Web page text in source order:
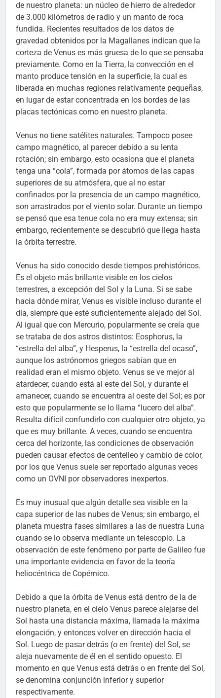
de nuestro planeta: un núcleo de hierro de alrededor
de 3.000 kilómetros de radio y un manto de roca
fundida. Recientes resultados de los datos de
gravedad obtenidos por la Magallanes indican que la
corteza de Venus es más gruesa de lo que se pensaba
previamente. Como en la Tierra, la convección en el
manto produce tensión en la superficie, la cual es
liberada en muchas regiones relativamente pequeñas,
en lugar de estar concentrada en los bordes de las
placas tectónicas como en nuestro planeta.
Venus no tiene satélites naturales. Tampoco posee
campo magnético, al parecer debido a su lenta
rotación; sin embargo, esto ocasiona que el planeta
tenga una “cola”, formada por átomos de las capas
superiores de su atmósfera, que al no estar
confinados por la presencia de un campo magnético,
son arrastrados por el viento solar. Durante un tiempo
se pensó que esa tenue cola no era muy extensa; sin
embargo, recientemente se descubrió que llega hasta
la órbita terrestre.
Venus ha sido conocido desde tiempos prehistóricos.
Es el objeto más brillante visible en los cielos
terrestres, a excepción del Sol y la Luna. Si se sabe
hacia dónde mirar, Venus es visible incluso durante el
día, siempre que esté suficientemente alejado del Sol.
Al igual que con Mercurio, popularmente se creía que
se trataba de dos astros distintos: Eosphorus, la
“estrella del alba”, y Hesperus, la “estrella del ocaso”,
aunque los astrónomos griegos sabían que en
realidad eran el mismo objeto. Venus se ve mejor al
atardecer, cuando está al este del Sol, y durante el
amanecer, cuando se encuentra al oeste del Sol; es por
esto que popularmente se lo llama “lucero del alba”.
Resulta difícil confundirlo con cualquier otro objeto, ya
que es muy brillante. A veces, cuando se encuentra
cerca del horizonte, las condiciones de observación
pueden causar efectos de centelleo y cambio de color,
por los que Venus suele ser reportado algunas veces
como un OVNI por observadores inexpertos.
Es muy inusual que algún detalle sea visible en la
capa superior de las nubes de Venus; sin embargo, el
planeta muestra fases similares a las de nuestra Luna
cuando se lo observa mediante un telescopio. La
observación de este fenómeno por parte de Galileo fue
una importante evidencia en favor de la teoría
heliocéntrica de Copérnico.
Debido a que la órbita de Venus está dentro de la de
nuestro planeta, en el cielo Venus parece alejarse del
Sol hasta una distancia máxima, llamada la máxima
elongación, y entonces volver en dirección hacia el
Sol. Luego de pasar detrás (o en frente) del Sol, se
aleja nuevamente de él en el sentido opuesto. El
momento en que Venus está detrás o en frente del Sol,
se denomina conjunción inferior y superior
respectivamente.